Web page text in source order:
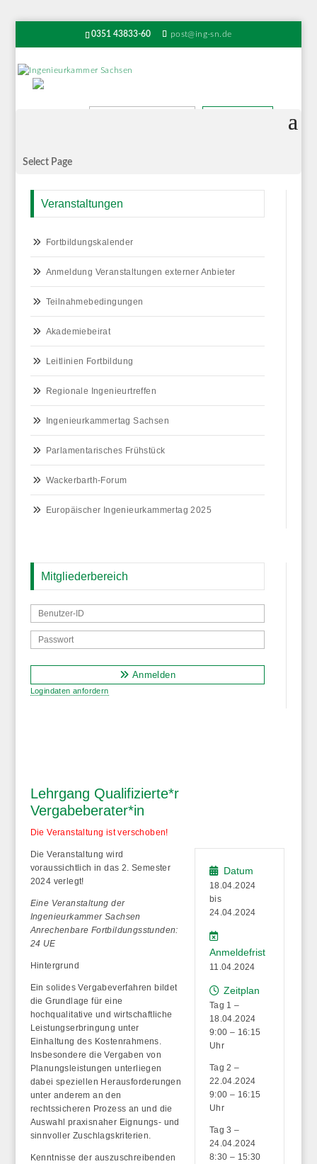
0351 43833-60 post@ing-sn.de
Select Page
Veranstaltungen
Fortbildungskalender
Anmeldung Veranstaltungen externer Anbieter
Teilnahmebedingungen
Akademiebeirat
Leitlinien Fortbildung
Regionale Ingenieurtreffen
Ingenieurkammertag Sachsen
Parlamentarisches Frühstück
Wackerbarth-Forum
Europäischer Ingenieurkammertag 2025
Mitgliederbereich
Anmelden
Logindaten anfordern
Lehrgang Qualifizierte*r
Vergabeberater*in
Die Veranstaltung ist verschoben!
Die Veranstaltung wird
voraussichtlich in das 2. Semester
2024 verlegt!
Eine Veranstaltung der
Ingenieurkammer Sachsen
Anrechenbare Fortbildungsstunden:
24 UE
Hintergrund
Ein solides Vergabeverfahren bildet
die Grundlage für eine
hochqualitative und wirtschaftliche
Leistungserbringung unter
Einhaltung des Kostenrahmens.
Insbesondere die Vergaben von
Planungsleistungen unterliegen
dabei speziellen Herausforderungen
unter anderem an den
rechtssicheren Prozess an und die
Auswahl praxisnaher Eignungs- und
sinnvoller Zuschlagskriterien.
Kenntnisse der auszuschreibenden
Datum
18.04.2024
bis
24.04.2024
Anmeldefrist
11.04.2024
Zeitplan
Tag 1 –
18.04.2024
9:00 – 16:15
Uhr
Tag 2 –
22.04.2024
9:00 – 16:15
Uhr
Tag 3 –
24.04.2024
8:30 – 15:30